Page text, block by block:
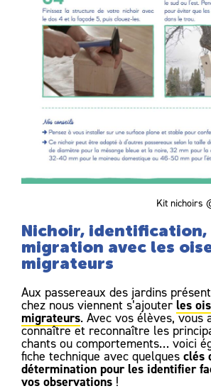
Kit nichoirs
Nichoir, identification,
migration avec les
migrateurs
Aux passereaux des jardins
chez nous viennent s’ajouter les
migrateurs. Avec vos élèves, vous
connaître et reconnaître les
chants ou comportements… voici
fiche technique avec quelques clés
détermination pour les identifier
vos observations !